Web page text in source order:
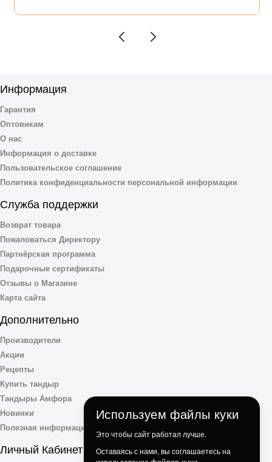
Информация
Гарантия
Оптовикам
О нас
Информация о доставке
Пользовательское соглашение
Политика конфиденциальности персональной информации
Служба поддержки
Возврат товара
Пожаловаться Директору
Партнёрская программа
Подарочные сертификаты
Отзывы о Магазине
Карта сайта
Дополнительно
Производители
Акции
Рецепты
Купить тандыр
Тандыры Амфора
Новинки
Полезная информация
Личный Кабинет
Используем файлы куки
Это чтобы сайт работал лучше.
Оставаясь с нами, вы соглашаетесь на